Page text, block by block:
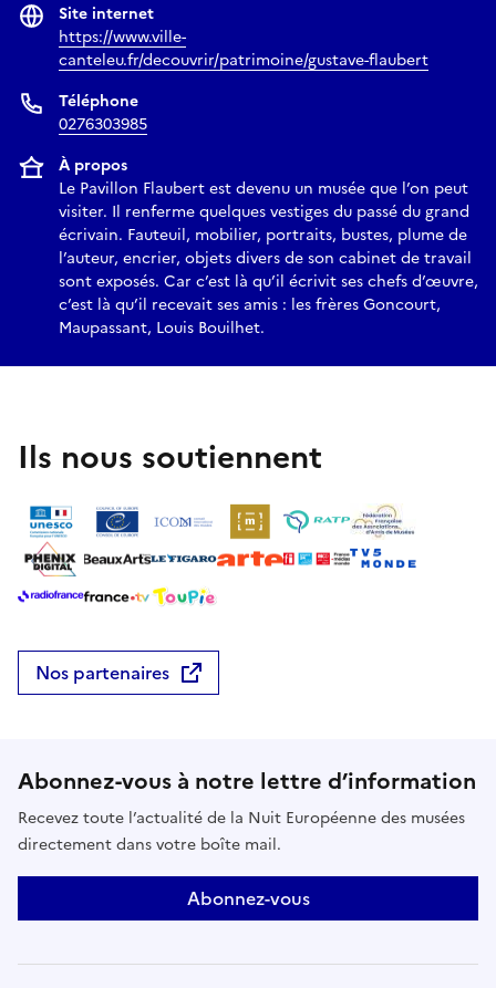
Site internet
https://www.ville-
canteleu.fr/decouvrir/patrimoine/gustave-flaubert
Téléphone
0276303985
À propos
Le Pavillon Flaubert est devenu un musée que l’on peut
visiter. Il renferme quelques vestiges du passé du grand
écrivain. Fauteuil, mobilier, portraits, bustes, plume de
l’auteur, encrier, objets divers de son cabinet de travail
sont exposés. Car c’est là qu’il écrivit ses chefs d’œuvre,
c’est là qu’il recevait ses amis : les frères Goncourt,
Maupassant, Louis Bouilhet.
Ils nous soutiennent
Nos partenaires
Abonnez-vous à notre lettre d’information
Recevez toute l’actualité de la Nuit Européenne des musées
directement dans votre boîte mail.
Abonnez-vous